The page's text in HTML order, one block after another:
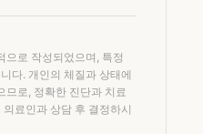
으로 작성되었으며, 특정
다. 개인의 체질과 상태에
므로, 정확한 진단과 치료
료인과 상담 후 결정하시